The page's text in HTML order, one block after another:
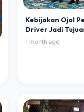
Kebijakan Ojol
Driver Jadi
1 month ago